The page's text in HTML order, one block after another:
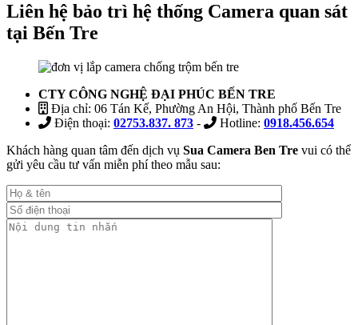
Liên hệ bảo trì hệ thống Camera quan sát
tại Bến Tre
CTY CÔNG NGHỆ ĐẠI PHÚC BẾN TRE
Địa chỉ: 06 Tán Kế, Phường An Hội, Thành phố Bến Tre
Điện thoại: 02753.837. 873 - Hotline: 0918.456.654
Khách hàng quan tâm đến dịch vụ Sua Camera Ben Tre vui có thể
gửi yêu cầu tư vấn miễn phí theo mẫu sau: